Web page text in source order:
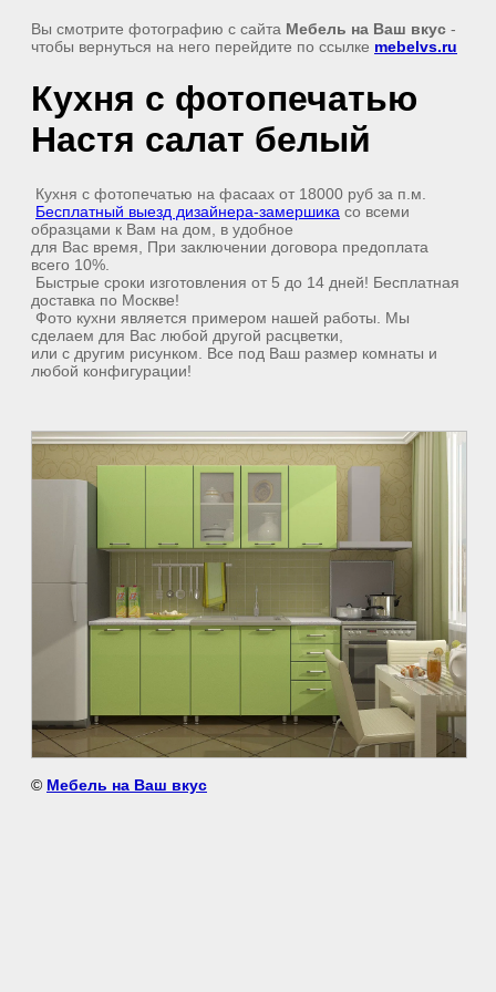
Вы смотрите фотографию с сайта Мебель на Ваш вкус -
чтобы вернуться на него перейдите по ссылке mebelvs.ru
Кухня с фотопечатью
Настя салат белый
Кухня с фотопечатью на фасаах от 18000 руб за п.м.
Бесплатный выезд дизайнера-замершика со всеми
образцами к Вам на дом, в удобное
для Вас время, При заключении договора предоплата
всего 10%.
Быстрые сроки изготовления от 5 до 14 дней! Бесплатная
доставка по Москве!
Фото кухни является примером нашей работы. Мы
сделаем для Вас любой другой расцветки,
или с другим рисунком. Все под Ваш размер комнаты и
любой конфигурации!
© Мебель на Ваш вкус